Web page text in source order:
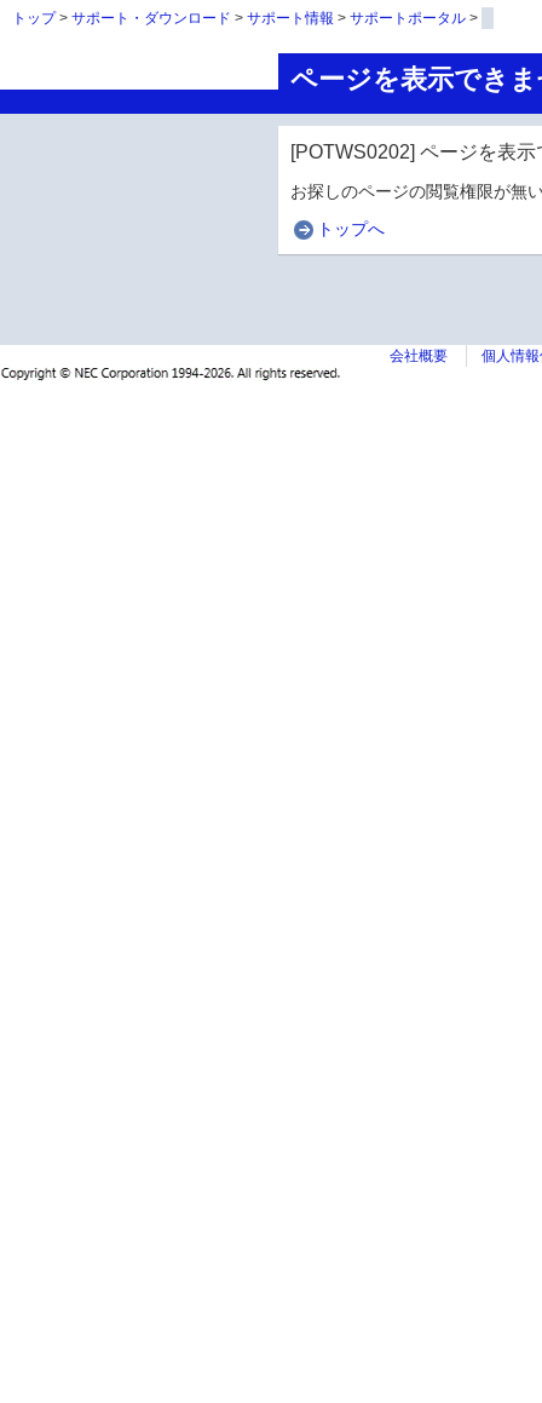
トップ サポート・ダウンロード サポート情報 サポートポータル
ページを表示でき
[POTWS0202] ページを表
お探しのページの閲覧権限が無
トップへ
会社概要 個人情